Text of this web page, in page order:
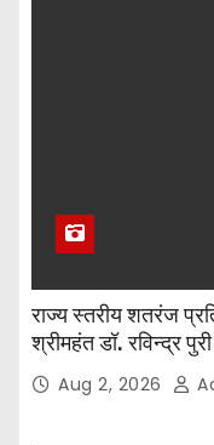
राज्य स्तरीय शतरंज
श्रीमहंत डॉ. रविन्द्र
Aug 2, 2026